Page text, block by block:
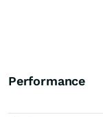
Performance